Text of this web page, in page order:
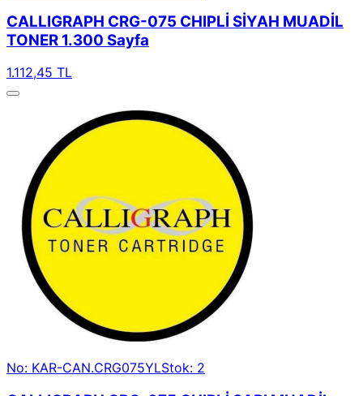
CALLIGRAPH CRG-075 CHIPLİ SİYAH MUADİL
TONER 1.300 Sayfa
1.112,45 TL
No: KAR-CAN.CRG075YLStok: 2